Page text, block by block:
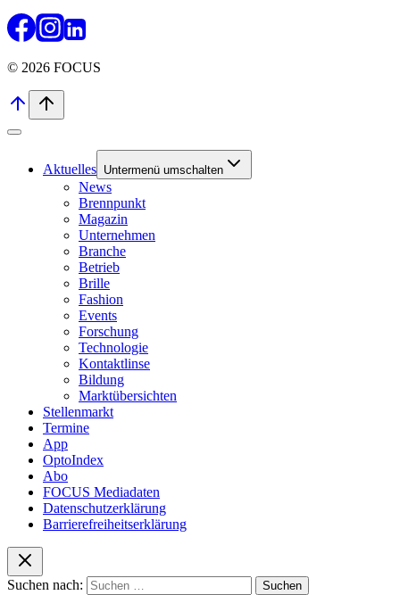
© 2026 FOCUS
Aktuelles Untermenü umschalten
News
Brennpunkt
Magazin
Unternehmen
Branche
Betrieb
Brille
Fashion
Events
Forschung
Technologie
Kontaktlinse
Bildung
Marktübersichten
Stellenmarkt
Termine
App
OptoIndex
Abo
FOCUS Mediadaten
Datenschutzerklärung
Barrierefreiheitserklärung
Suchen nach: